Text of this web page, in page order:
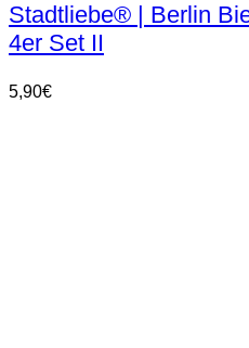
Stadtliebe® | Berlin
4er Set II
5,90€